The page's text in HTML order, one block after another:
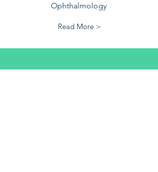
Ophthalmology
Read More >